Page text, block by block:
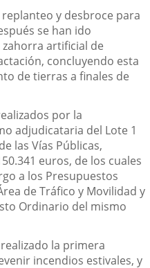
y desbroce para
se han ido
artificial de
concluyendo esta
de tierras a finales de
por la
adjudicataria del Lote 1
las Vías Públicas,
euros, de los cuales
a los Presupuestos
de Tráfico y Movilidad y
Ordinario del mismo
la primera
incendios estivales, y